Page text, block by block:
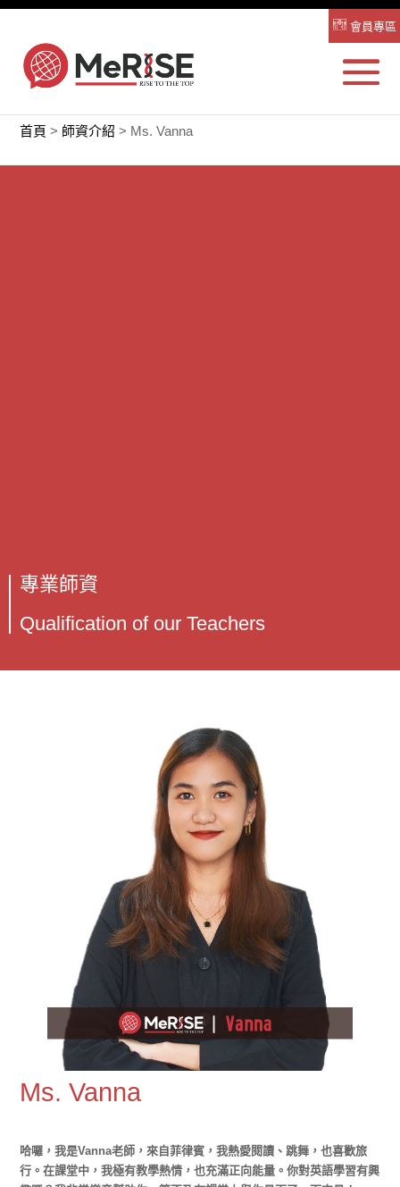
會員專區
首頁 > 師資介紹 > Ms. Vanna
專業師資
Qualification of our Teachers
Ms. Vanna
哈囉，我是Vanna老師，來自菲律賓，我熱愛閱讀、跳舞，也喜歡旅
行。在課堂中，我極有教學熱情，也充滿正向能量。你對英語學習有興